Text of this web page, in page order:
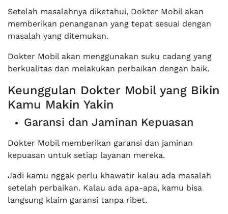
Setelah masalahnya diketahui, Dokter Mobil akan
memberikan penanganan yang tepat sesuai dengan
masalah yang ditemukan.
Dokter Mobil akan menggunakan suku cadang yang
berkualitas dan melakukan perbaikan dengan baik.
Keunggulan Dokter Mobil yang Bikin
Kamu Makin Yakin
Garansi dan Jaminan Kepuasan
Dokter Mobil memberikan garansi dan jaminan
kepuasan untuk setiap layanan mereka.
Jadi kamu nggak perlu khawatir kalau ada masalah
setelah perbaikan. Kalau ada apa-apa, kamu bisa
langsung klaim garansi tanpa ribet.